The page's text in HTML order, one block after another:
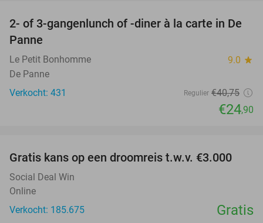
39%
2- of 3-gangenlunch of -diner à la carte in De
Panne
Le Petit Bonhomme 9.0 star
De Panne
Verkocht: 431
Regulier €40,75
€24,90
Gratis kans op een droomreis t.w.v. €3.000
Social Deal Win
Online
Verkocht: 185.675
Gratis